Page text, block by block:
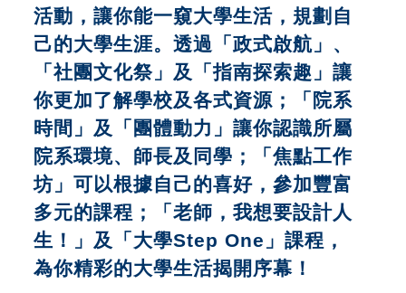
活動，讓你能一窺大學生活，規劃自
己的大學生涯。透過「政式啟航」、
「社團文化祭」及「指南探索趣」讓
你更加了解學校及各式資源；「院系
時間」及「團體動力」讓你認識所屬
院系環境、師長及同學；「焦點工作
坊」可以根據自己的喜好，參加豐富
多元的課程；「老師，我想要設計人
生！
」及「大學Step One」課程，
為你精彩的大學生活揭開序幕！